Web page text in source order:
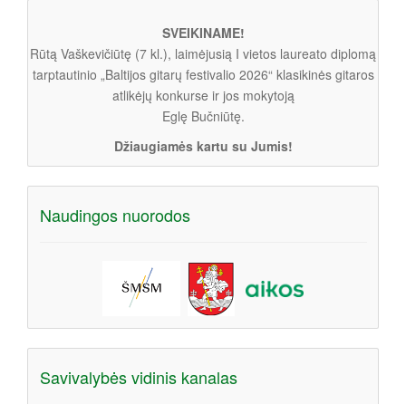
SVEIKINAME!
Rūtą Vaškevičiūtę (7 kl.), laimėjusią I vietos laureato diplomą
tarptautinio „Baltijos gitarų festivalio 2026“ klasikinės gitaros
atlikėjų konkurse ir jos mokytoją
Eglę Bučniūtę.
Džiaugiamės kartu su Jumis!
Naudingos nuorodos
Savivalybės vidinis kanalas